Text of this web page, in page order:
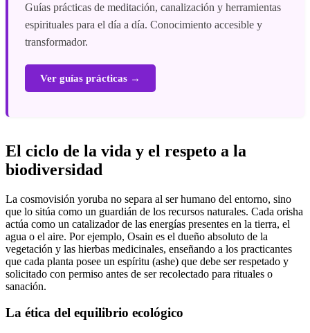
Guías prácticas de meditación, canalización y herramientas
espirituales para el día a día. Conocimiento accesible y
transformador.
Ver guías prácticas →
El ciclo de la vida y el respeto a la
biodiversidad
La cosmovisión yoruba no separa al ser humano del entorno, sino
que lo sitúa como un guardián de los recursos naturales. Cada orisha
actúa como un catalizador de las energías presentes en la tierra, el
agua o el aire. Por ejemplo, Osain es el dueño absoluto de la
vegetación y las hierbas medicinales, enseñando a los practicantes
que cada planta posee un espíritu (ashe) que debe ser respetado y
solicitado con permiso antes de ser recolectado para rituales o
sanación.
La ética del equilibrio ecológico